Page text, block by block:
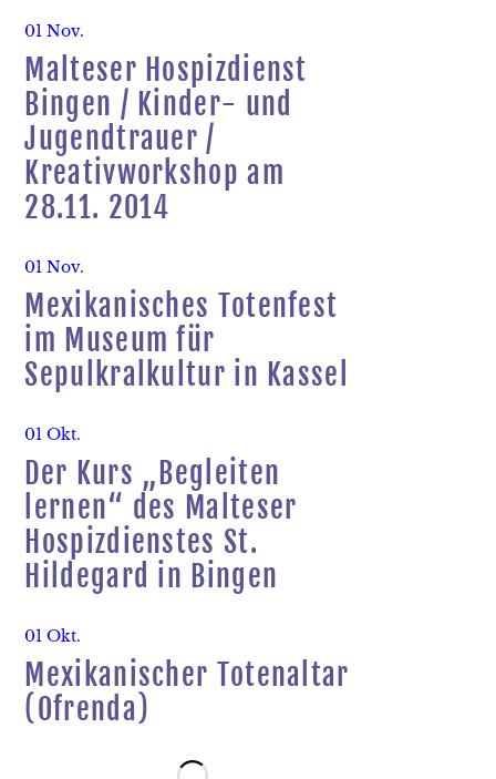
01 Nov.
Malteser Hospizdienst
Bingen / Kinder- und
Jugendtrauer /
Kreativworkshop am
28.11. 2014
01 Nov.
Mexikanisches Totenfest
im Museum für
Sepulkralkultur in Kassel
01 Okt.
Der Kurs „Begleiten
lernen“ des Malteser
Hospizdienstes St.
Hildegard in Bingen
01 Okt.
Mexikanischer Totenaltar
(Ofrenda)